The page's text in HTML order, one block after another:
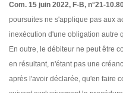
Com. 15 juin 2022, F-B, n°21-
poursuites ne s'applique pas aux
inexécution d'une obligation autre
En outre, le débiteur ne peut être
en résultant, n'étant pas une
après l'avoir déclarée, qu'en faire